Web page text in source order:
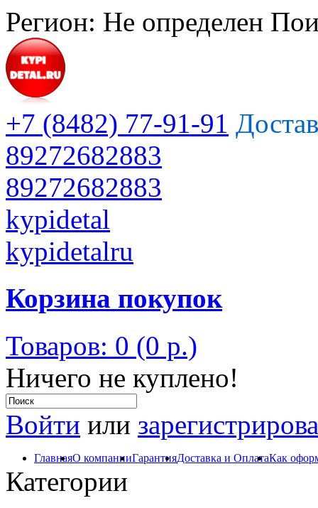
Регион: Не определен
+7 (8482) 77-91-91
89272682883
89272682883
kypidetal
kypidetalru
Корзина покупок
Товаров: 0 (0 р.)
Ничего не куплено!
Войти или
ГлавнаяО компанииГарантияДоставка и ОплатаКак
Категории